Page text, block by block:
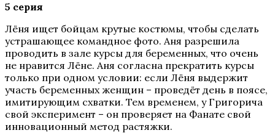
5 серия
Лёня ищет бойцам крутые костюмы, чтобы сделать
устрашающее командное фото. Аня разрешила
проводить в зале курсы для беременных, что очень
не нравится Лёне. Аня согласна прекратить курсы
только при одном условии: если Лёня выдержит
участь беременных женщин – проведёт день в поясе,
имитирующим схватки. Тем временем, у Григорича
свой эксперимент – он проверяет на Фанате свой
инновационный метод растяжки.